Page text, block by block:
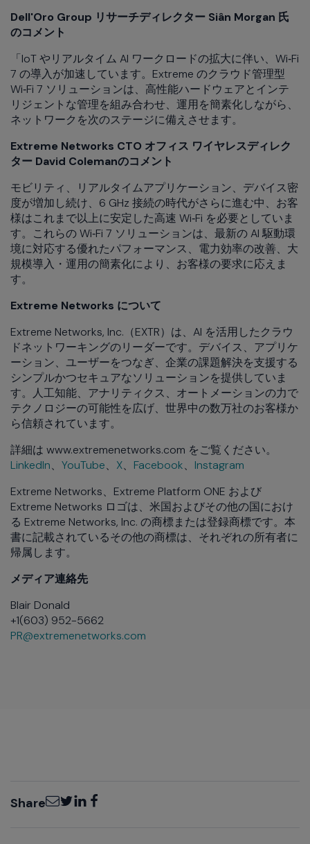
Dell'Oro Group リサーチディレクター Siân Morgan 氏
のコメント
「IoT やリアルタイム AI ワークロードの拡大に伴い、Wi‑Fi
7 の導入が加速しています。Extreme のクラウド管理型
Wi‑Fi 7 ソリューションは、高性能ハードウェアとインテ
リジェントな管理を組み合わせ、運用を簡素化しながら、
ネットワークを次のステージに備えさせます。
Extreme Networks CTO オフィス ワイヤレスディレク
ター David Colemanのコメント
モビリティ、リアルタイムアプリケーション、デバイス密
度が増加し続け、6 GHz 接続の時代がさらに進む中、お客
様はこれまで以上に安定した高速 Wi‑Fi を必要としていま
す。これらの Wi‑Fi 7 ソリューションは、最新の AI 駆動環
境に対応する優れたパフォーマンス、電力効率の改善、大
規模導入・運用の簡素化により、お客様の要求に応えま
す。
Extreme Networks について
Extreme Networks, Inc.（EXTR）は、AI を活用したクラウ
ドネットワーキングのリーダーです。デバイス、アプリケ
ーション、ユーザーをつなぎ、企業の課題解決を支援する
シンプルかつセキュアなソリューションを提供していま
す。人工知能、アナリティクス、オートメーションの力で
テクノロジーの可能性を広げ、世界中の数万社のお客様か
ら信頼されています。
詳細は www.extremenetworks.com をご覧ください。
LinkedIn、 YouTube、 X、 Facebook、 Instagram
Extreme Networks、Extreme Platform ONE および
Extreme Networks ロゴは、米国およびその他の国におけ
る Extreme Networks, Inc. の商標または登録商標です。本
書に記載されているその他の商標は、それぞれの所有者に
帰属します。
メディア連絡先
Blair Donald
+1(603) 952-5662
PR@extremenetworks.com
ShareEmailTwitter
LinkedInFacebook